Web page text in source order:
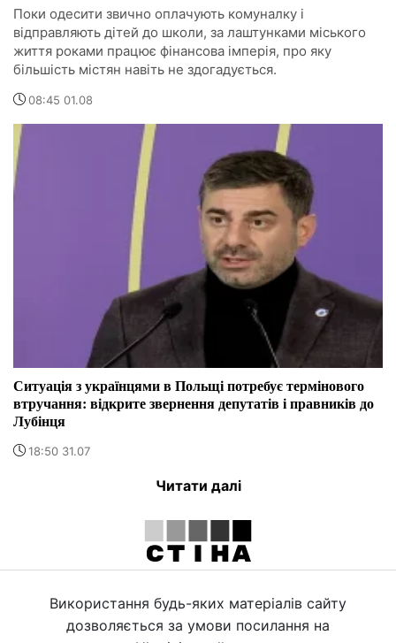
Поки одесити звично оплачують комуналку і
відправляють дітей до школи, за лаштунками міського
життя роками працює фінансова імперія, про яку
більшість містян навіть не здогадується.
08:45 01.08
Ситуація з українцями в Польщі потребує термінового
втручання: відкрите звернення депутатів і правників до
Лубінця
18:50 31.07
Читати далі
Використання будь-яких матеріалів сайту
дозволяється за умови посилання на